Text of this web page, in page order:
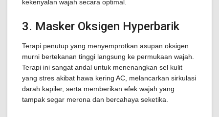
kekenyalan wajah secara optimal.
3. Masker Oksigen Hyperbarik
Terapi penutup yang menyemprotkan asupan oksigen
murni bertekanan tinggi langsung ke permukaan wajah.
Terapi ini sangat andal untuk menenangkan sel kulit
yang stres akibat hawa kering AC, melancarkan sirkulasi
darah kapiler, serta memberikan efek wajah yang
tampak segar merona dan bercahaya seketika.